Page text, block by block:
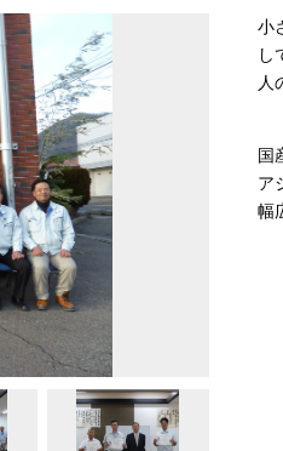
小
し
人
国
ア
幅